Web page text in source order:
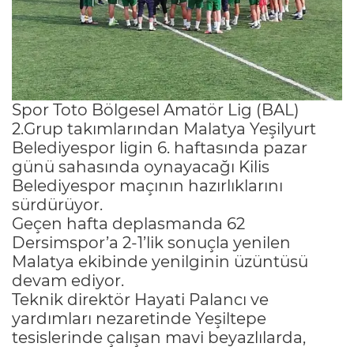
Spor Toto Bölgesel Amatör Lig (BAL)
2.Grup takımlarından Malatya Yeşilyurt
Belediyespor ligin 6. haftasında pazar
günü sahasında oynayacağı Kilis
Belediyespor maçının hazırlıklarını
sürdürüyor.
Geçen hafta deplasmanda 62
Dersimspor’a 2-1’lik sonuçla yenilen
Malatya ekibinde yenilginin üzüntüsü
devam ediyor.
Teknik direktör Hayati Palancı ve
yardımları nezaretinde Yeşiltepe
tesislerinde çalışan mavi beyazlılarda,